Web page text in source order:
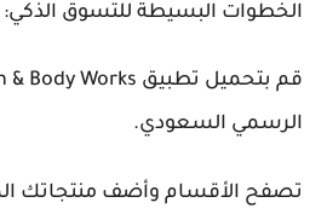
الخطوات البسيطة للتسوق الذكي:
الرسمي السعودي.
تصفح الأقسام وأضف منتجاتك